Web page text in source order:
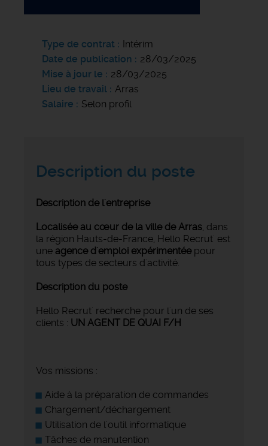
Type de contrat
Intérim
Date de publication
28/03/2025
Mise à jour le
28/03/2025
Lieu de travail
Arras
Salaire
Selon profil
Description du poste
Description de l'entreprise
Localisée au cœur de la ville de Arras , dans
la région Hauts-de-France, Hello Recrut' est
une agence d'emploi expérimentéepour
tous types de secteurs d'activité.
Description du poste
Hello Recrut' recherche pour l'un de ses
clients : UN AGENT DE QUAI F/H
Vos missions :
Aide à la préparation de commandes
Chargement/déchargement
Utilisation de l'outil informatique
Tâches de manutention